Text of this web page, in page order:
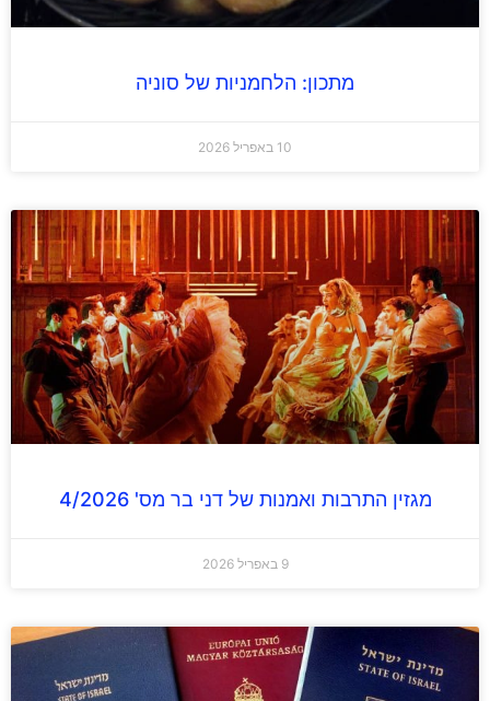
מתכון: הלחמניות של סוניה
מגזין התרבות ואמנות של דני בר מס' 4/2026